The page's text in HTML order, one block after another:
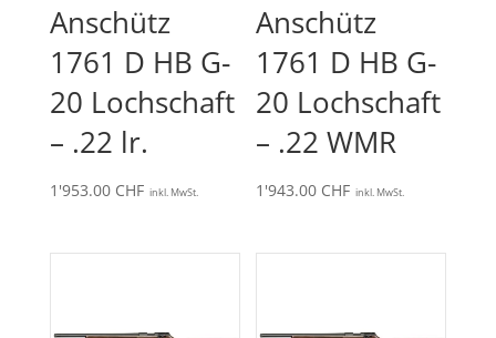
Anschütz
1761 D HB G-
20 Lochschaft
– .22 lr.
1'953.00 CHF inkl. MwSt.
Anschütz
1761 D HB G-
20 Lochschaft
– .22 WMR
1'943.00 CHF inkl. MwSt.